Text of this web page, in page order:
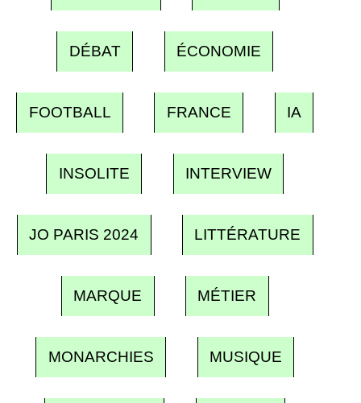
DÉBAT ÉCONOMIE
FOOTBALL FRANCE IA
INSOLITE INTERVIEW
JO PARIS 2024 LITTÉRATURE
MARQUE MÉTIER
MONARCHIES MUSIQUE